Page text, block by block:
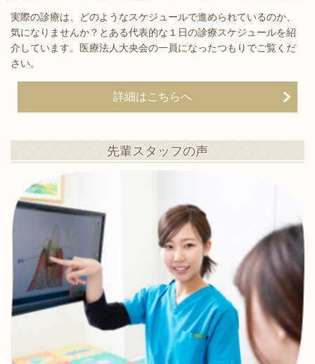
実際の診療は、どのようなスケジュールで進められているのか、
気になりませんか？とある代表的な１日の診療スケジュールを紹
介しています。医療法人大央会の一員になったつもりでご覧くだ
さい。
詳細はこちらへ
先輩スタッフの声